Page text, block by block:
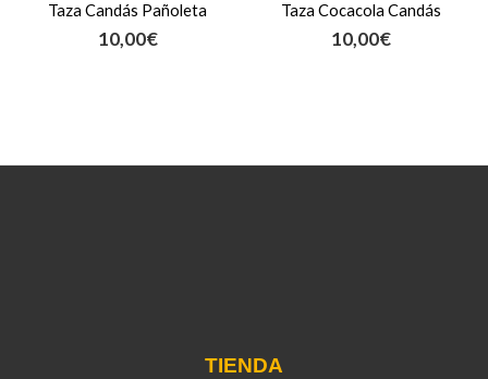
Taza Candás Pañoleta
10,00€
Taza Cocacola Candás
10,00€
TIENDA